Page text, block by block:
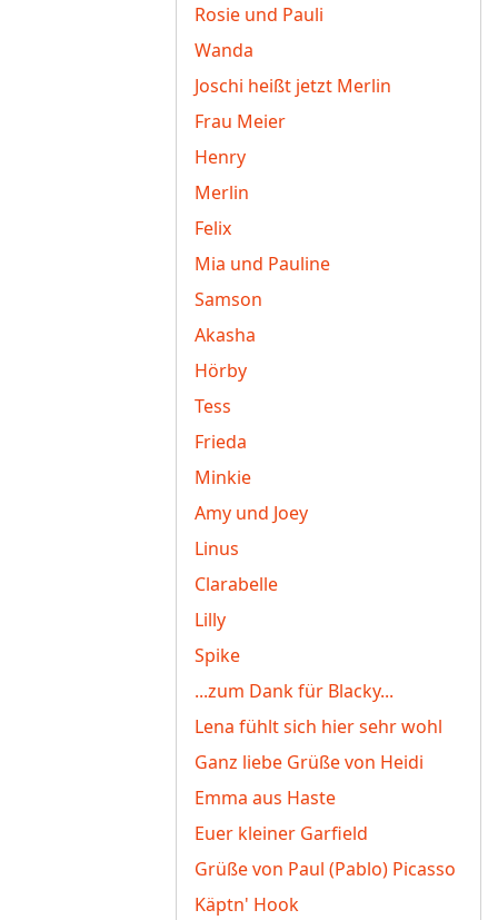
Rosie und Pauli
Wanda
Joschi heißt jetzt Merlin
Frau Meier
Henry
Merlin
Felix
Mia und Pauline
Samson
Akasha
Hörby
Tess
Frieda
Minkie
Amy und Joey
Linus
Clarabelle
Lilly
Spike
...zum Dank für Blacky...
Lena fühlt sich hier sehr wohl
Ganz liebe Grüße von Heidi
Emma aus Haste
Euer kleiner Garfield
Grüße von Paul (Pablo) Picasso
Käptn' Hook